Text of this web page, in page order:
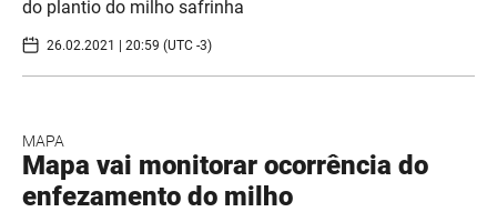
do plantio do milho safrinha
26.02.2021 | 20:59 (UTC -3)
MAPA
Mapa vai monitorar ocorrência do
enfezamento do milho